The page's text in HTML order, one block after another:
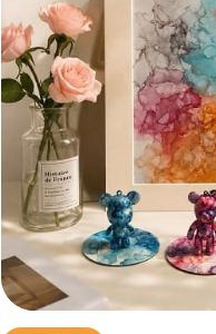
控制？ 講座中我們也會一
時候，除了「管」，還有
靠近的方式呢？練習從「
對話有機會重新開始，將
8/8 是什麼讓我們在親子
張宇傑 諮商心理師
適合對象：國小到大學孩
1、探索親子關係衝突的根
2、從根源下手的衝突解方
8/15 溫柔又堅定的溝通心
庭與社會注入延續與成長
7/3 備孕心理指南：我們準
許傑銘 諮商心理師
在現今社會中，生育已從
由且自主的選擇。自由也
量。從是否生育的抉擇，
戰，過程往往同時考驗著
本講座將從「個人」、「
化」三個層面，引導學員
法，並協助伴侶在差異中